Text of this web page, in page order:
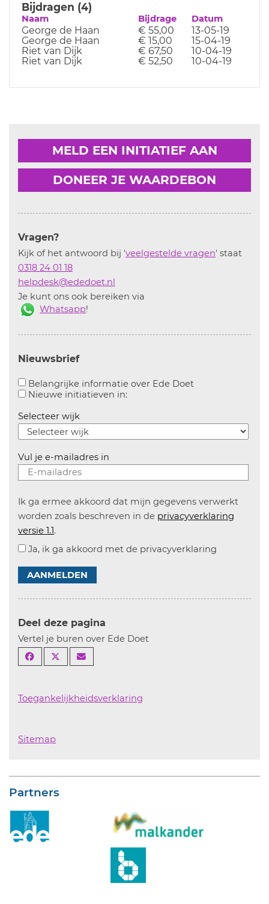
Bijdragen (4)
Naam Bijdrage Datum
George de Haan € 55,00
13-05-19
George de Haan
€ 15,00
15-04-19
Riet van Dijk
€ 67,50
10-04-19
Riet van Dijk
€ 52,50 10-04-19
MELD EEN INITIATIEF AAN
DONEER JE WAARDEBON
Vragen?
Kijk of het antwoord bij 'veelgestelde vragen' staat
0318 24 01 18
helpdesk@ededoet.nl
Je kunt ons ook bereiken via
Whatsapp!
Nieuwsbrief
Belangrijke informatie over Ede Doet
Nieuwe initiatieven in:Aanvinken om informatie over
Selecteer wijk
Vul je e-mailadres in
Ik ga ermee akkoord dat mijn gegevens verwerkt
worden zoals beschreven in de privacyverklaring
versie 1.1.
Ja, ik ga akkoord met de privacyverklaring
AANMELDEN
Deel deze pagina
Vertel je buren over Ede Doet
Toegankelijkheidsverklaring
Sitemap
Partners